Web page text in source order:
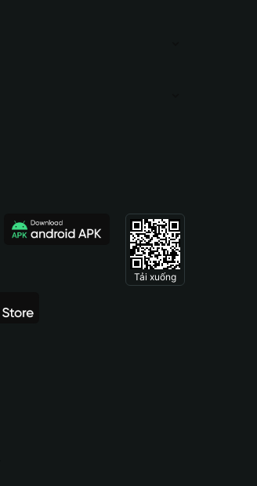
Tải xuống